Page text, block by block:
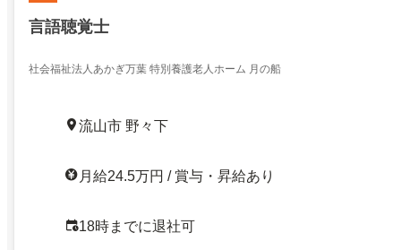
言語聴覚士
社会福祉法人あかぎ万葉 特別養護老人ホーム 月の船
流山市 野々下
月給24.5万円 / 賞与・昇給あり
18時までに退社可